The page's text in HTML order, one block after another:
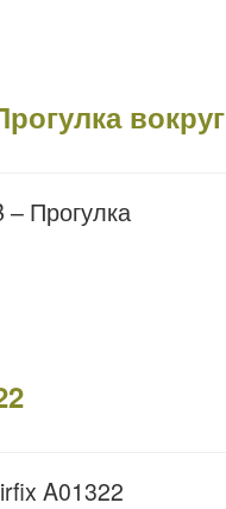
вокруг
Прогулка
A01322